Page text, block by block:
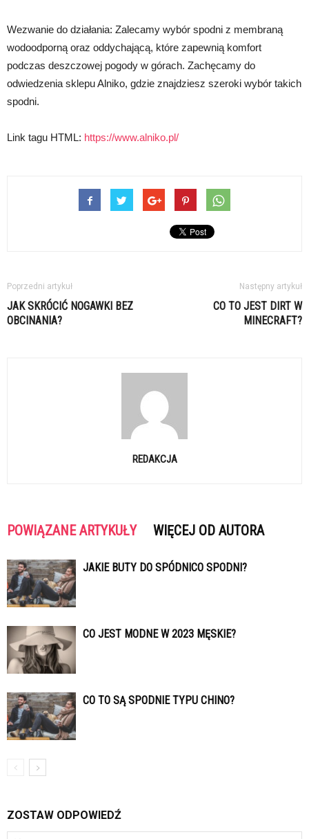
Wezwanie do działania: Zalecamy wybór spodni z membraną
wodoodporną oraz oddychającą, które zapewnią komfort
podczas deszczowej pogody w górach. Zachęcamy do
odwiedzenia sklepu Alniko, gdzie znajdziesz szeroki wybór takich
spodni.
Link tagu HTML: https://www.alniko.pl/
Poprzedni artykuł
JAK SKRÓCIĆ NOGAWKI BEZ
OBCINANIA?
Następny artykuł
CO TO JEST DIRT W
MINECRAFT?
REDAKCJA
POWIĄZANE ARTYKUŁY WIĘCEJ OD AUTORA
JAKIE BUTY DO SPÓDNICO SPODNI?
CO JEST MODNE W 2023 MĘSKIE?
CO TO SĄ SPODNIE TYPU CHINO?
ZOSTAW ODPOWIEDŹ